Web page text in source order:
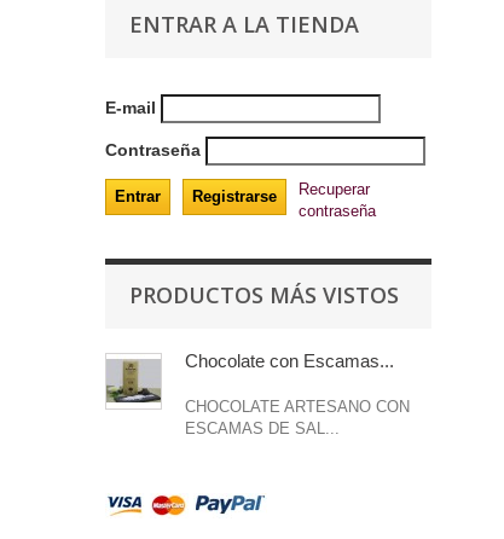
ENTRAR A LA TIENDA
E-mail
Contraseña
Recuperar
contraseña
PRODUCTOS MÁS VISTOS
Chocolate con Escamas...
CHOCOLATE ARTESANO CON
ESCAMAS DE SAL...